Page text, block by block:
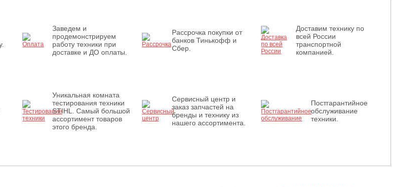
Заведем и
продемонстрируем
работу техники при
доставке и ДО оплаты.
Рассрочка покупки от
банков Тинькофф и
Сбер.
Доставим технику по
всей России
транспортной
компанией.
Уникальная комната
тестирования техники
STIHL. Самый большой
ассортимент товаров
этого бренда.
Сервисный центр и
заказ запчастей на
бренды и технику из
нашего ассортимента.
Постгарантийное
обслуживание
техники.